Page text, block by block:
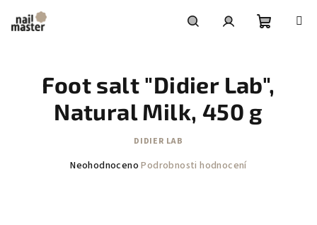
obsah
košík
Foot salt "Didier Lab",
Natural Milk, 450 g
DIDIER LAB
Průměrné
Neohodnoceno Podrobnosti hodnocení